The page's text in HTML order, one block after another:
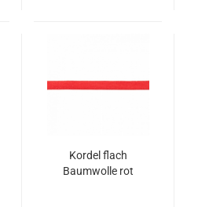
Kordel flach
Baumwolle rot